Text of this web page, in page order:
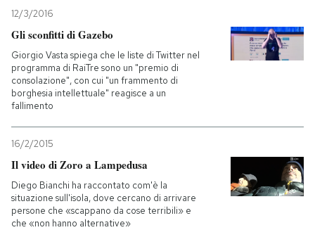
Entra
12/3/2016
Gli sconfitti di Gazebo
Giorgio Vasta spiega che le liste di Twitter nel
programma di RaiTre sono un "premio di
consolazione", con cui "un frammento di
borghesia intellettuale" reagisce a un
fallimento
16/2/2015
Il video di Zoro a Lampedusa
Diego Bianchi ha raccontato com'è la
situazione sull'isola, dove cercano di arrivare
persone che «scappano da cose terribili» e
che «non hanno alternative»